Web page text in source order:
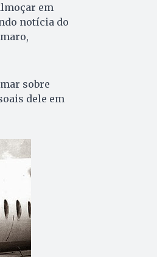
em
notícia do
sobre
dele em